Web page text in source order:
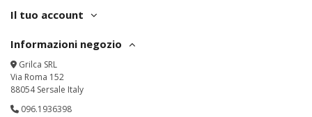
Il tuo account
Informazioni negozio
Grilca SRL
Via Roma 152
88054 Sersale Italy
096.1936398